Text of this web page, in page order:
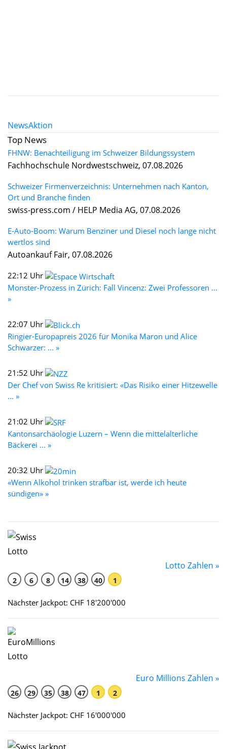
NewsAktion
Top News
FHNW: Benachteiligung im Schweizer Bildungssystem
Fachhochschule Nordwestschweiz, 07.08.2026
Schweizer Firmenverzeichnis: Unternehmen nach Kanton,
Ort und Branche finden
swiss-press.com / HELP Media AG, 07.08.2026
E-Auto-Boom: Warum Benziner und Diesel noch lange nicht
wertlos sind
Autoankauf Fair, 07.08.2026
22:12 Uhr
Monster-Prozess in Zürich: Fall Vincenz: Zwei Professoren ...
»
22:07 Uhr
Ringier-Europapreis 2026 für Monika Maron und Alice
Schwarzer: ... »
21:52 Uhr
Der Chef von Swiss Re kritisiert: «Das Risiko einer Hitzewelle
... »
21:02 Uhr
Kantonsarchäologie Luzern – Wenn die mittelalterliche
Bäckerei ... »
20:32 Uhr
«Wenn Alkohol trinken strafbar ist, werde ich heute
sündigen» »
Lotto Zahlen »
2 6 8 14 38 40 1
Nächster Jackpot: CHF 18'200'000
Euro Millions Zahlen »
26 29 35 38 47 1 2
Nächster Jackpot: CHF 16'000'000